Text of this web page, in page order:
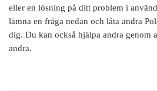
eller en lösning på ditt problem i
lämna en fråga nedan och låta andra
dig. Du kan också hjälpa andra genom
andra.